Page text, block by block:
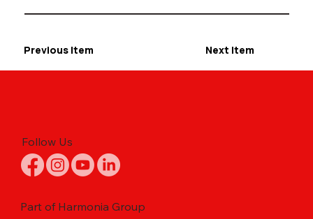
Previous Item Next Item
Follow Us
Part of Harmonia Group